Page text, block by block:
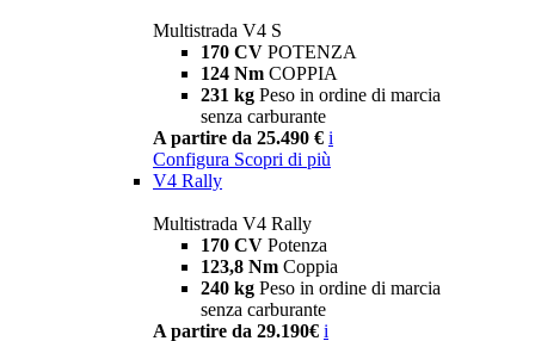
Multistrada V4 S
170 CV POTENZA
124 Nm COPPIA
231 kg Peso in ordine di marcia
senza carburante
A partire da 25.490 € i
Configura Scopri di più
V4 Rally
Multistrada V4 Rally
170 CV Potenza
123,8 Nm Coppia
240 kg Peso in ordine di marcia
senza carburante
A partire da 29.190€ i